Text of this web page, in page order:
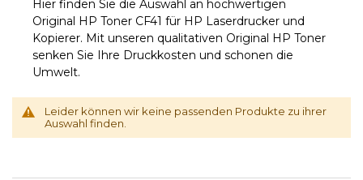
Hier finden Sie die Auswahl an hochwertigen
Original HP Toner CF41 für HP Laserdrucker und
Kopierer. Mit unseren qualitativen Original HP Toner
senken Sie Ihre Druckkosten und schonen die
Umwelt.
Leider können wir keine passenden Produkte zu ihrer
Auswahl finden.